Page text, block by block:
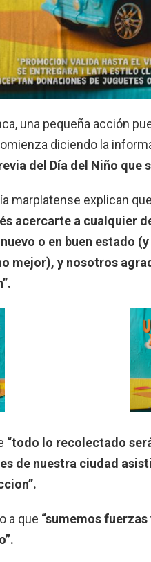
una pequeña acción
diciendo la
del Día del Niño que
marplatense explican
acercarte a cualquier
o en buen estado
mejor), y nosotros
“todo lo recolectado
de nuestra ciudad
a que “sumemos